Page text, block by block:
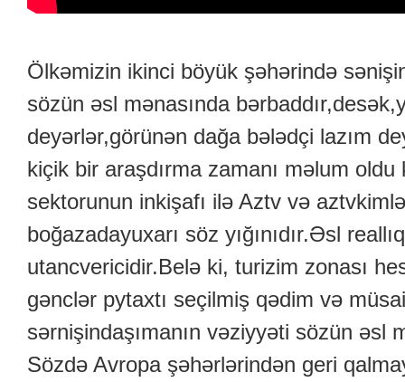
Ölkəmizin ikinci böyük şəhərində
sözün əsl mənasında
deyərlər,görünən dağa bələdçi lazım
kiçik bir araşdırma zamanı məlum
sektorunun inkişafı ilə Aztv və
boğazadayuxarı söz yığınıdır.Əsl
utancvericidir.Belə ki, turizim zonası
gənclər pytaxtı seçilmiş qədim və
sərnişindaşımanın vəziyyəti sözün əsl
Sözdə Avropa şəhərlərindən geri